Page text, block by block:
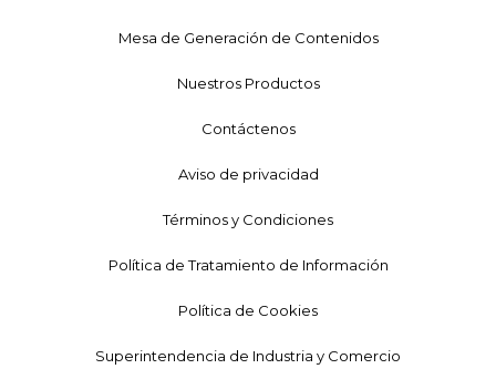
Mesa de Generación de Contenidos
Nuestros Productos
Contáctenos
Aviso de privacidad
Términos y Condiciones
Política de Tratamiento de Información
Política de Cookies
Superintendencia de Industria y Comercio